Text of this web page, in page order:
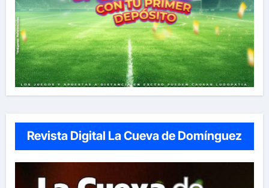
Revista Digital La Cueva de Domínguez